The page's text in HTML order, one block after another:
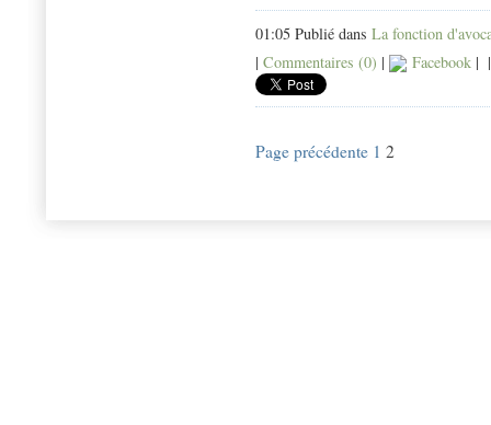
01:05 Publié dans La fonction
| Commentaires (0) | Facebook |
Page précédente 1 2